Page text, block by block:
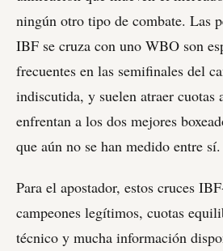
ningún otro tipo de combate. Las
IBF se cruza con uno WBO son
frecuentes en las semifinales del
indiscutida, y suelen atraer cuotas
enfrentan a los dos mejores
que aún no se han medido entre sí.
Para el apostador, estos cruces
campeones legítimos, cuotas
técnico y mucha información